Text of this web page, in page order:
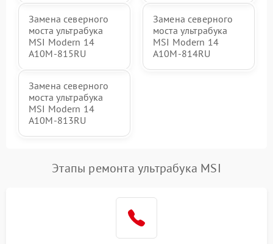
Замена северного
моста ультрабука
MSI Modern 14
A10M-815RU
Замена северного
моста ультрабука
MSI Modern 14
A10M-814RU
Замена северного
моста ультрабука
MSI Modern 14
A10M-813RU
Этапы ремонта ультрабука MSI